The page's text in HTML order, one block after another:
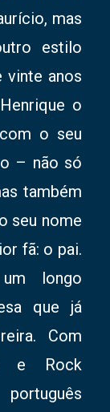
mas
estilo
vinte anos
o
o seu
– não só
também
seu nome
fã: o pai.
longo
que já
Com
e Rock